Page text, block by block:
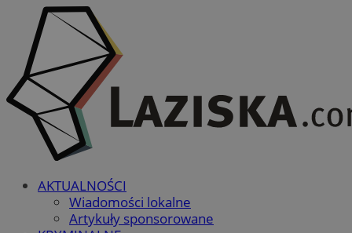
AKTUALNOŚCI
Wiadomości lokalne
Artykuły sponsorowane